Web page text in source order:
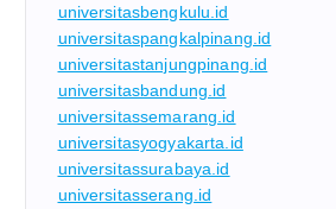
universitasbengkulu.id
universitaspangkalpinang.id
universitastanjungpinang.id
universitasbandung.id
universitassemarang.id
universitasyogyakarta.id
universitassurabaya.id
universitasserang.id